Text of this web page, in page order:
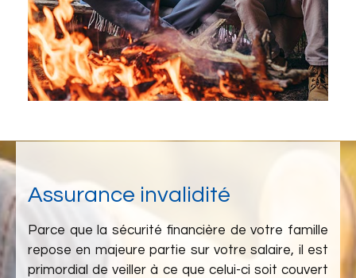
Assurance invalidité
Parce que la sécurité financière de votre famille
repose en majeure partie sur votre salaire, il est
primordial de veiller à ce que celui-ci soit couvert